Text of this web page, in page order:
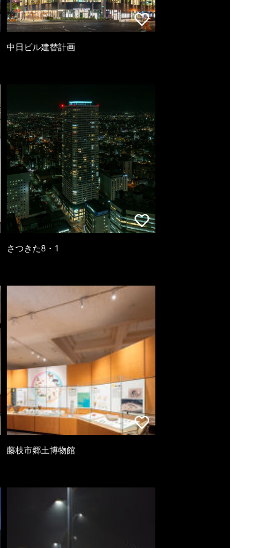
中日ビル建替計画
さつきた8・1
藤枝市郷土博物館